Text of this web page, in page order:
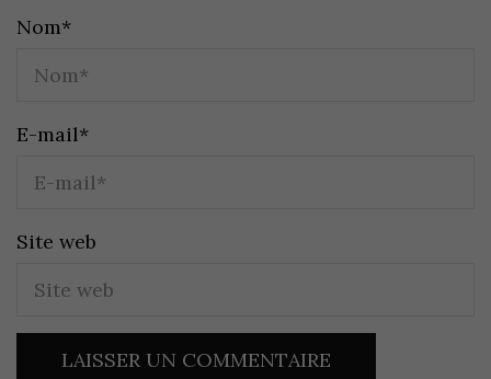
Nom*
E-mail*
Site web